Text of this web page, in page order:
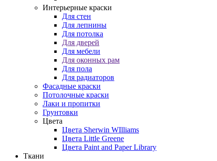
Интерьерные краски
Для стен
Для лепнины
Для потолка
Для дверей
Для мебели
Для оконных рам
Для пола
Для радиаторов
Фасадные краски
Потолочные краски
Лаки и пропитки
Грунтовки
Цвета
Цвета Sherwin WIlliams
Цвета Little Greene
Цвета Paint and Paper Library
Ткани